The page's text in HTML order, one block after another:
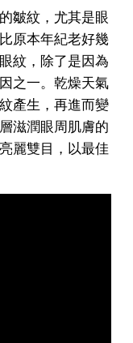
皺紋，尤其是眼
原本年紀老好幾
紋，除了是因為
之一。乾燥天氣
產生，再進而變
滋潤眼周肌膚的
麗雙目，以最佳